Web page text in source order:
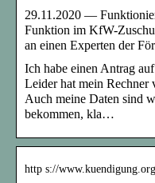
29.11.2020 —
Funktion im KfW-
an einen Experten der
Ich habe einen Antrag
Leider hat mein Rechner
Auch meine Daten sind
bekommen, kla…
http s://